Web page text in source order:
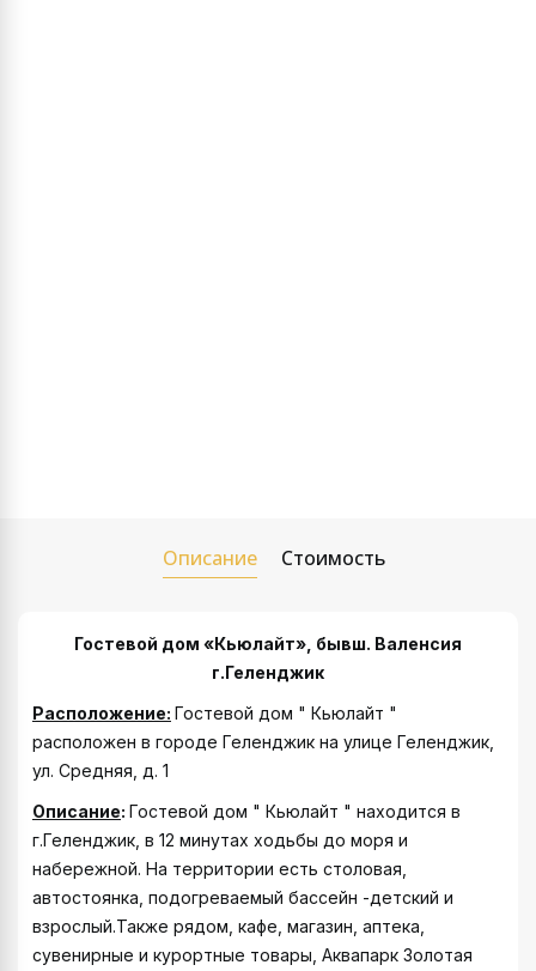
Описание Стоимость
Гостевой дом «Кьюлайт», бывш. Валенсия
г.Геленджик
Расположение: Гостевой дом " Кьюлайт "
расположен в городе Геленджик на улице Геленджик,
ул. Средняя, д. 1
Описание: Гостевой дом " Кьюлайт " находится в
г.Геленджик, в 12 минутах ходьбы до моря и
набережной. На территории есть столовая,
автостоянка, подогреваемый бассейн -детский и
взрослый.Также рядом, кафе, магазин, аптека,
сувенирные и курортные товары, Аквапарк Золотая